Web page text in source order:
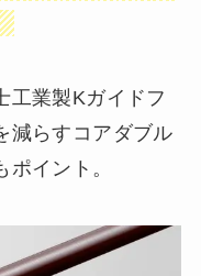
工業製Kガイドフ
減らすコアダブル
イント。